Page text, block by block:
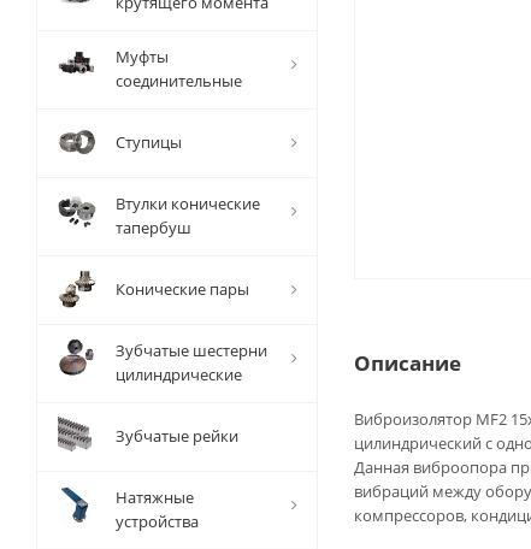
Описание
Виброизолятор MF2
цилиндрический с
Данная виброопора
вибраций между
компрессоров,
Муфты
соединительные
Ступицы
Втулки конические
тапербуш
Конические пары
Зубчатые шестерни
цилиндрические
Зубчатые рейки
Натяжные
устройства